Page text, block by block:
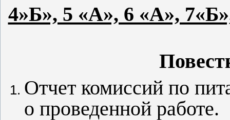
4»Б», 5 «А», 6 «А»,
Отчет комиссий по
о проведенной работе.